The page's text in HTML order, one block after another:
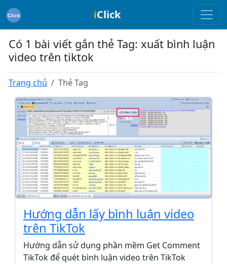
iClick
Có 1 bài viết gắn thẻ Tag: xuất bình luận
video trên tiktok
Trang chủ Thẻ Tag
Hướng dẫn lấy bình luận video
trên TikTok
Hướng dẫn sử dụng phần mềm Get Comment
TikTok để quét bình luận video trên TikTok